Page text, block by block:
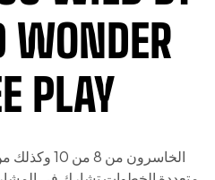
WONDER
PLAY
الخاسرون